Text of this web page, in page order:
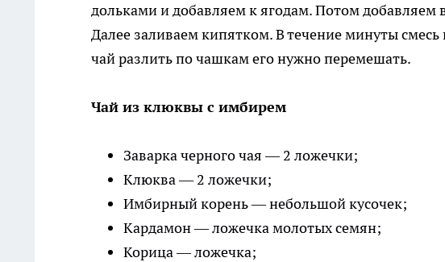
дольками и добавляем к ягодам. Потом добавляем
Далее заливаем кипятком. В течение минуты
чай разлить по чашкам его нужно перемешать.
Чай из клюквы с имбирем
Заварка черного чая — 2 ложечки;
Клюква — 2 ложечки;
Имбирный корень — небольшой кусочек;
Кардамон — ложечка молотых семян;
Корица — ложечка;